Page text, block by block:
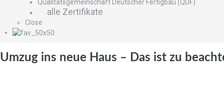
Qualitätsgemeinschaft Deutscher Fertigbau (QDF)
alle Zertifikate
Close
Umzug ins neue Haus – Das ist zu